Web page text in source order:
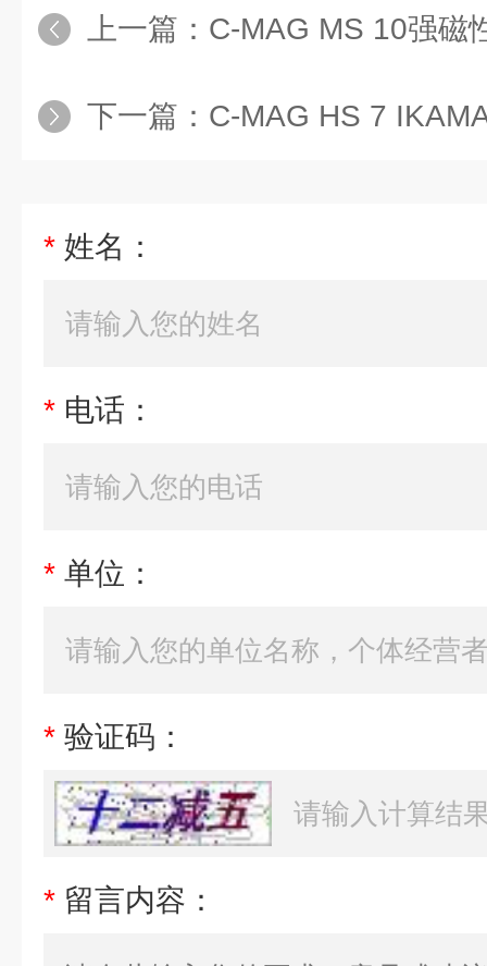
上一篇： C-MAG MS 10强磁
下一篇： C-MAG HS 7
* 姓名：
* 电话：
* 单位：
* 验证码：
* 留言内容：